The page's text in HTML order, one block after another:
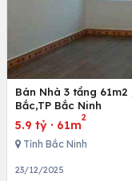
Bán Nhà 3 tầng
Bắc,TP Bắc Ninh
5.9 tỷ · 61m
2
Tỉnh Bắc Ninh
23/12/2025